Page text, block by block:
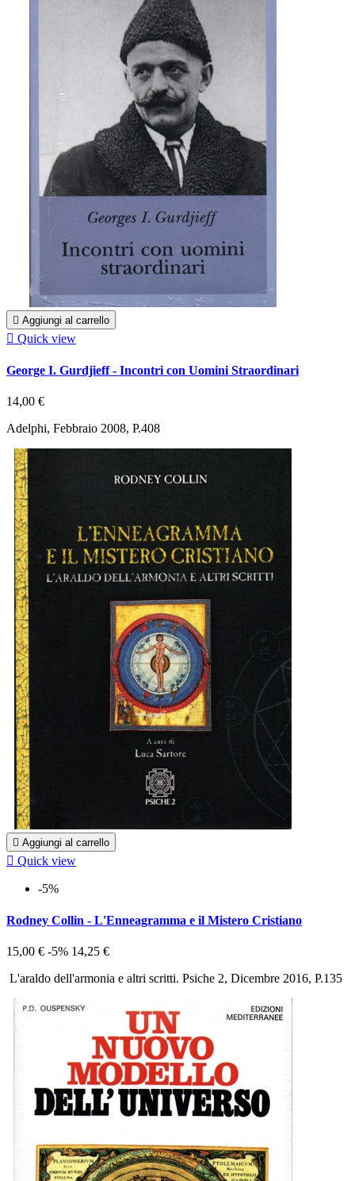
 Aggiungi al carrello
 Quick view
George I. Gurdjieff - Incontri con Uomini Straordinari
14,00 €
Adelphi, Febbraio 2008, P.408
 Aggiungi al carrello
 Quick view
-5%
Rodney Collin - L'Enneagramma e il Mistero Cristiano
15,00 € -5% 14,25 €
L'araldo dell'armonia e altri scritti. Psiche 2, Dicembre 2016, P.135